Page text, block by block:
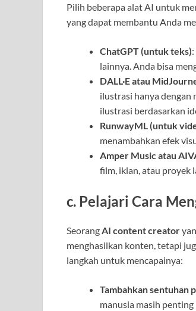
Pilih beberapa alat AI untuk
yang dapat membantu Anda
ChatGPT (untuk teks)
lainnya. Anda bisa
DALL·E atau
ilustrasi hanya dengan
ilustrasi berdasarkan
RunwayML (untuk
menambahkan efek
Amper Music atau
film, iklan, atau proyek
c. Pelajari Cara
SeorangAI content creator
menghasilkan konten, tetapi
langkah untuk mencapainya:
Tambahkan sentuhan
manusia masih